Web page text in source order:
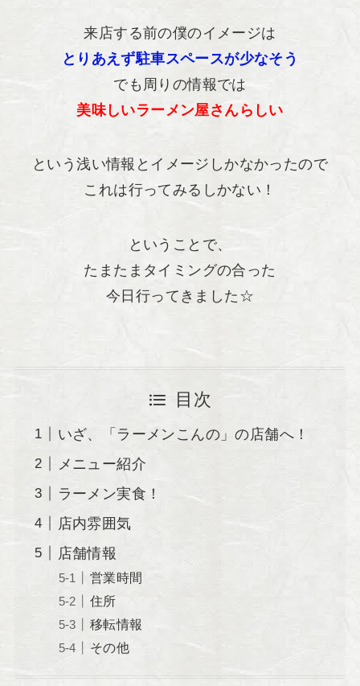
来店する前の僕のイメージは
とりあえず駐車スペースが少なそう
でも周りの情報では
美味しいラーメン屋さんらしい
という浅い情報とイメージしかなかったので
これは行ってみるしかない！
ということで、
たまたまタイミングの合った
今日行ってきました☆
目次
いざ、「ラーメンこんの」の店舗へ！
メニュー紹介
ラーメン実食！
店内雰囲気
店舗情報
営業時間
住所
移転情報
その他